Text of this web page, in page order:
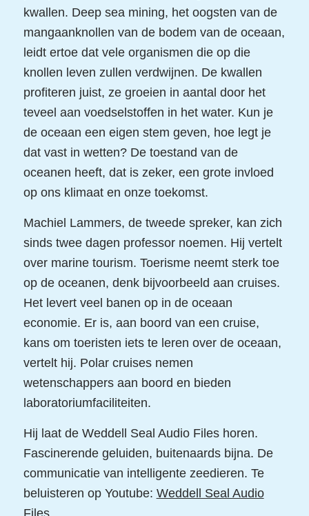
kwallen. Deep sea mining, het oogsten van de
mangaanknollen van de bodem van de oceaan,
leidt ertoe dat vele organismen die op die
knollen leven zullen verdwijnen. De kwallen
profiteren juist, ze groeien in aantal door het
teveel aan voedselstoffen in het water. Kun je
de oceaan een eigen stem geven, hoe legt je
dat vast in wetten? De toestand van de
oceanen heeft, dat is zeker, een grote invloed
op ons klimaat en onze toekomst.
Machiel Lammers, de tweede spreker, kan zich
sinds twee dagen professor noemen. Hij vertelt
over marine tourism. Toerisme neemt sterk toe
op de oceanen, denk bijvoorbeeld aan cruises.
Het levert veel banen op in de oceaan
economie. Er is, aan boord van een cruise,
kans om toeristen iets te leren over de oceaan,
vertelt hij. Polar cruises nemen
wetenschappers aan boord en bieden
laboratoriumfaciliteiten.
Hij laat de Weddell Seal Audio Files horen.
Fascinerende geluiden, buitenaards bijna. De
communicatie van intelligente zeedieren. Te
beluisteren op Youtube: Weddell Seal Audio